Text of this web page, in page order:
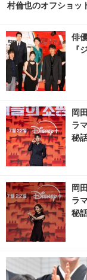
村倫也のオフショッ
俳
『
岡
ラ
秘
岡
ラ
秘